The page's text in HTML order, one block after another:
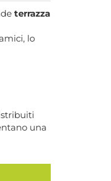
terrazza
lo
una